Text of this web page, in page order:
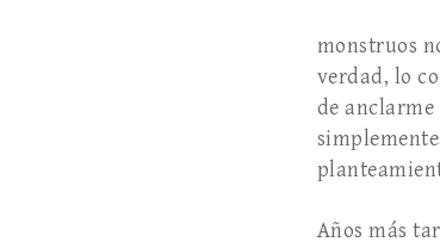
monstruos
verdad, lo
de
Años más